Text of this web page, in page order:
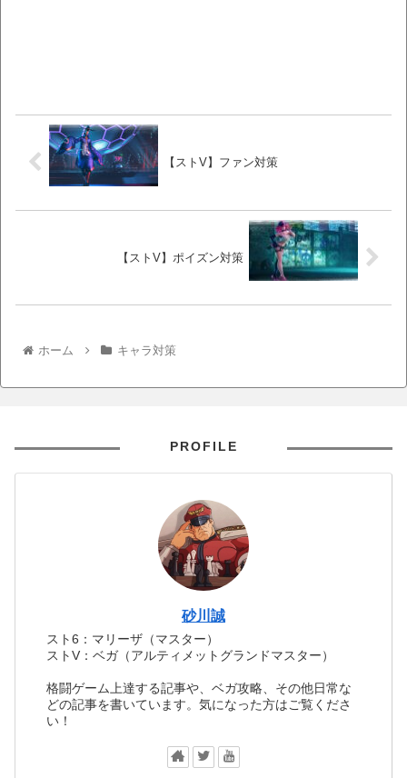
【ストV】ファン対策
【ストV】ポイズン対策
ホーム キャラ対策
PROFILE
砂川誠
スト6：マリーザ（マスター）
ストV：ベガ（アルティメットグランドマスター）
格闘ゲーム上達する記事や、ベガ攻略、その他日常な
どの記事を書いています。気になった方はご覧くださ
い！